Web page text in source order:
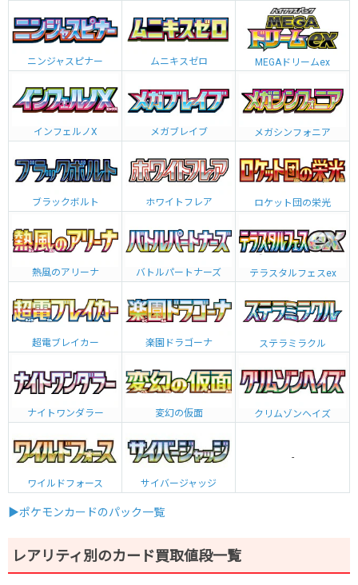
ニンジャスピナー ムニキスゼロ MEGAドリームex
インフェルノX メガブレイブ メガシンフォニア
ブラックボルト ホワイトフレア ロケット団の栄光
熱風のアリーナ バトルパートナーズ テラスタルフェスex
超電ブレイカー 楽園ドラゴーナ ステラミラクル
ナイトワンダラー 変幻の仮面 クリムゾンヘイズ
ワイルドフォース サイバージャッジ
-
▶ポケモンカードのパック一覧
レアリティ別のカード買取値段一覧